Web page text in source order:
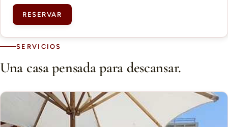
RESERVAR
SERVICIOS
Una casa pensada para descansar.